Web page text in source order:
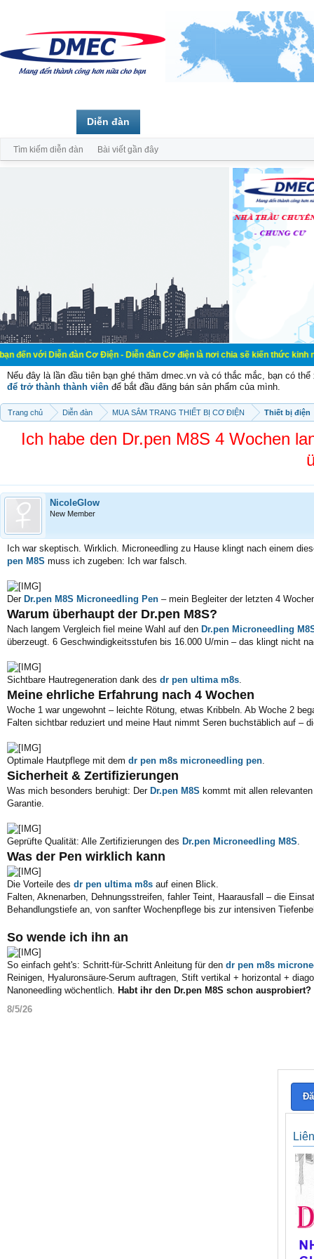
đàn Cơ Điện - Diễn đàn Cơ điện là nơi chia sẽ kiến thức kinh nghiệm
Nếu đây là lần đầu tiên bạn ghé thăm dmec.vn và có thắc mắc, bạn có
để trở thành thành viên để bắt đầu đăng bán sản phẩm của mình.
Trang chủ Diễn đàn MUA SẮM TRANG THIẾT BỊ CƠ ĐIỆN Thiết bị điện
Ich habe den Dr.pen M8S 4 Wochen
NicoleGlow
New Member
Ich war skeptisch. Wirklich. Microneedling zu Hause klingt nach einem
pen M8S muss ich zugeben: Ich war falsch.
Der Dr.pen M8S Microneedling Pen – mein Begleiter der letzten 4
Warum überhaupt der Dr.pen M8S?
Nach langem Vergleich fiel meine Wahl auf den Dr.pen Microneedling
überzeugt. 6 Geschwindigkeitsstufen bis 16.000 U/min – das klingt nicht
Sichtbare Hautregeneration dank des dr pen ultima m8s.
Meine ehrliche Erfahrung nach 4 Wochen
Woche 1 war ungewohnt – leichte Rötung, etwas Kribbeln. Ab Woche 2
Falten sichtbar reduziert und meine Haut nimmt Seren buchstäblich auf –
Optimale Hautpflege mit dem dr pen m8s microneedling pen.
Sicherheit & Zertifizierungen
Was mich besonders beruhigt: Der Dr.pen M8S kommt mit allen
Garantie.
Geprüfte Qualität: Alle Zertifizierungen des Dr.pen Microneedling M8S.
Was der Pen wirklich kann
Die Vorteile des dr pen ultima m8s auf einen Blick.
Falten, Aknenarben, Dehnungsstreifen, fahler Teint, Haarausfall – die
Behandlungstiefe an, von sanfter Wochenpflege bis zur intensiven
So wende ich ihn an
So einfach geht's: Schritt-für-Schritt Anleitung für den dr pen m8s
Reinigen, Hyaluronsäure-Serum auftragen, Stift vertikal + horizontal +
Nanoneedling wöchentlich. Habt ihr den Dr.pen M8S schon
8/5/26
Diễn đàn
Tìm kiếm diễn đàn Bài viết gần đây